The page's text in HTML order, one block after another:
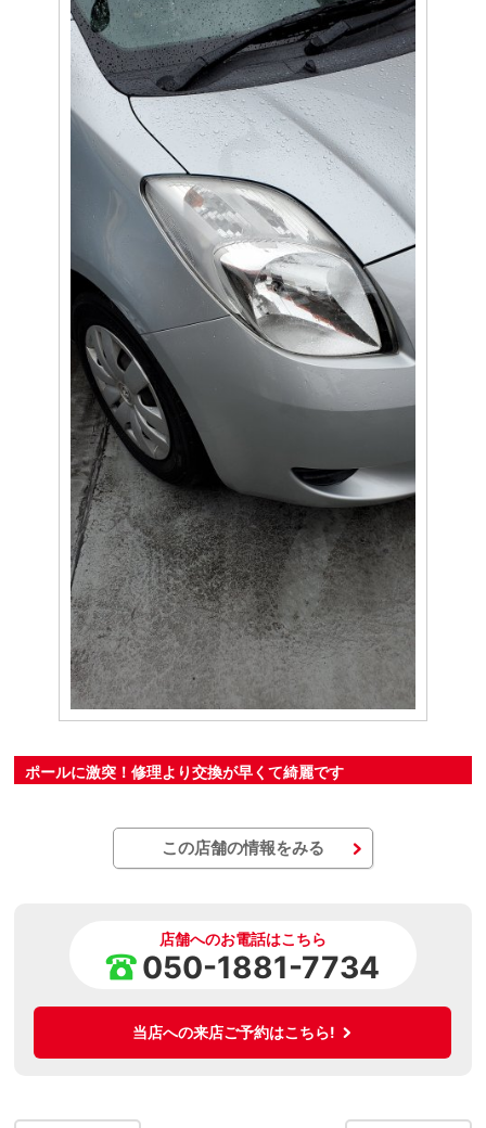
ポールに激突！修理より交換が早くて綺麗です
この店舗の情報をみる
店舗へのお電話はこちら
050-1881-7734
当店への来店ご予約はこちら!